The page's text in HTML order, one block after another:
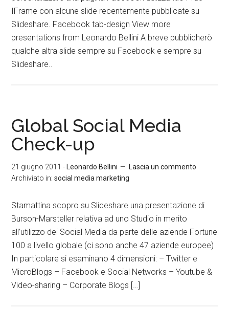
IFrame con alcune slide recentemente pubblicate su
Slideshare. Facebook tab-design View more
presentations from Leonardo Bellini A breve pubblicherò
qualche altra slide sempre su Facebook e sempre su
Slideshare..
Global Social Media
Check-up
21 giugno 2011 - Leonardo Bellini
Lascia un commento
Archiviato in:social media marketing
Stamattina scopro su Slideshare una presentazione di
Burson-Marsteller relativa ad uno Studio in merito
all’utilizzo dei Social Media da parte delle aziende Fortune
100 a livello globale (ci sono anche 47 aziende europee)
In particolare si esaminano 4 dimensioni: – Twitter e
MicroBlogs – Facebook e Social Networks – Youtube &
Video-sharing – Corporate Blogs […]